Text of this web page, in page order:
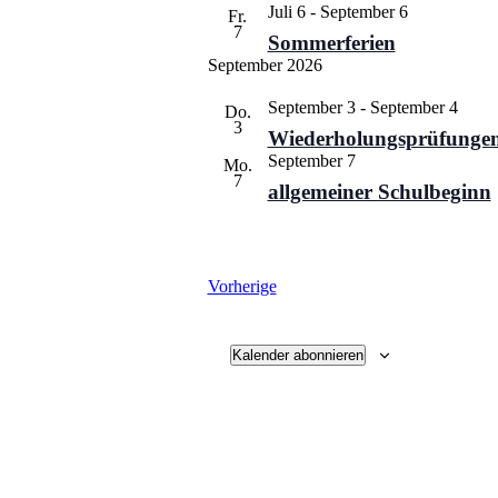
Fr.
7
Juli 6- September 6
Sommerferien
September 2026
Do.
3
September 3- September 4
Mo.
7
September 7
allgemeiner Schulbeginn
VorherigeVeranstaltungen
Kalender abonnieren